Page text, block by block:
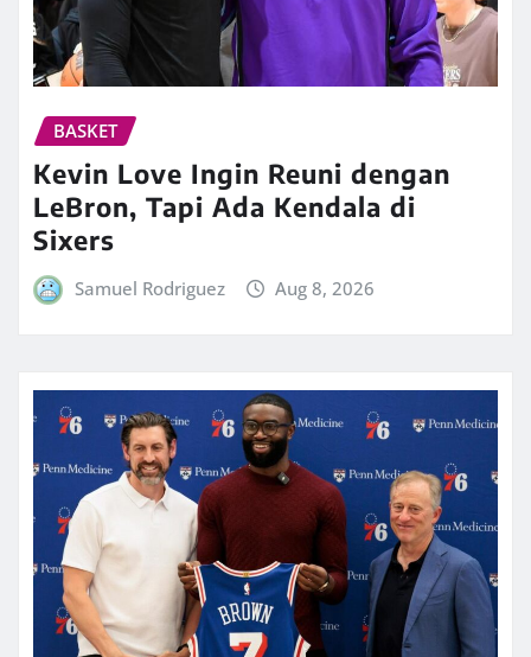
BASKET
Kevin Love Ingin Reuni dengan
LeBron, Tapi Ada Kendala di
Sixers
Samuel Rodriguez Aug 8, 2026